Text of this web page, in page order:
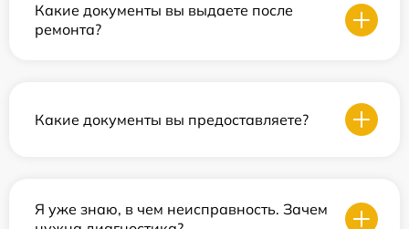
Какие документы вы выдаете после
ремонта?
Какие документы вы предоставляете?
Я уже знаю, в чем неисправность. Зачем